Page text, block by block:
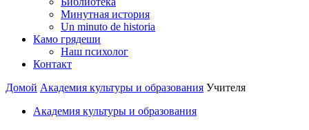
Минутная история
Un minuto de historia
Камо грядеши
Наш психолог
Контакт
Домой Академия культуры и образования Учителя
Академия культуры и образования